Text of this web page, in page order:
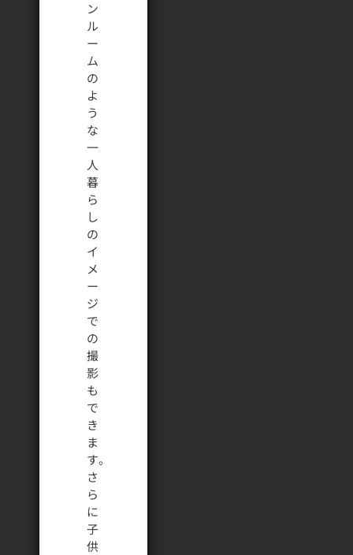
ン
ル
ー
ム
の
よ
う
な
一
人
暮
ら
し
の
イ
メ
ー
ジ
で
の
撮
影
も
で
き
ま
す。
さ
ら
に
子
供